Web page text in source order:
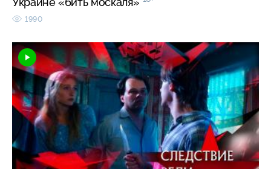
1990